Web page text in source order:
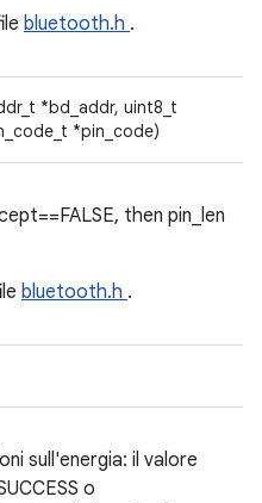
bluetooth.h .
*bd_addr, uint8_t
*pin_code)
then pin_len
bluetooth.h .
sull'energia: il valore
o